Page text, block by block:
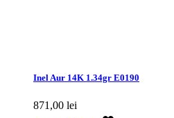
Inel Aur 14K 1.34gr E0190
871,00 lei